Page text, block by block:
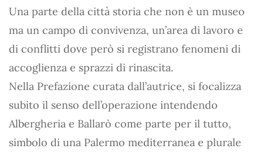
Una parte della città storia che non è un museo
ma un campo di convivenza, un’area di lavoro e
di conflitti dove però si registrano fenomeni di
accoglienza e sprazzi di rinascita.
Nella Prefazione curata dall’autrice, si focalizza
subito il senso dell’operazione intendendo
Albergheria e Ballarò come parte per il tutto,
simbolo di una Palermo mediterranea e plurale